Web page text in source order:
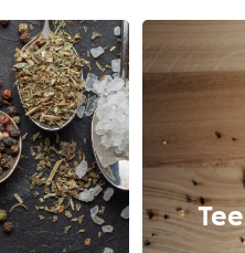
Tee